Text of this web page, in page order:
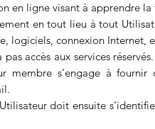
en ligne visant à apprendre la
en tout lieu à tout
logiciels, connexion Internet,
accès aux services
membre s’engage à
doit ensuite